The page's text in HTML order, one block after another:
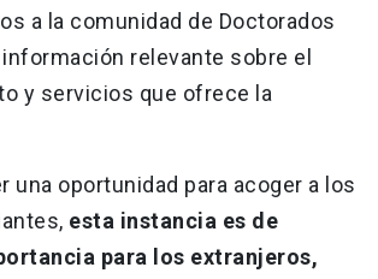
a la comunidad de Doctorados
información relevante sobre el
y servicios que ofrece la
una oportunidad para acoger a los
esta instancia es de
para los extranjeros,